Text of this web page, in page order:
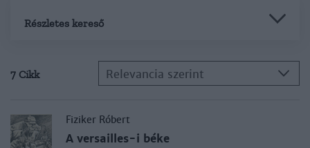
Részletes kereső
7 Cikk Relevancia szerint
Fiziker Róbert
A versailles-i béke